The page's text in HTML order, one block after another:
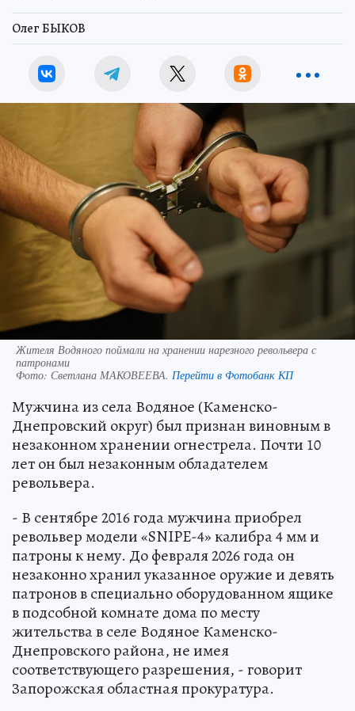
Олег БЫКОВ
Жителя Водяного поймали на хранении нарезного револьвера с
патронами
Фото: Светлана МАКОВЕЕВА. Перейти в Фотобанк КП
Мужчина из села Водяное (Каменско-
Днепровский округ) был признан виновным в
незаконном хранении огнестрела. Почти 10
лет он был незаконным обладателем
револьвера.
- В сентябре 2016 года мужчина приобрел
револьвер модели «SNIPE-4» калибра 4 мм и
патроны к нему. До февраля 2026 года он
незаконно хранил указанное оружие и девять
патронов в специально оборудованном ящике
в подсобной комнате дома по месту
жительства в селе Водяное Каменско-
Днепровского района, не имея
соответствующего разрешения, - говорит
Запорожская областная прокуратура.